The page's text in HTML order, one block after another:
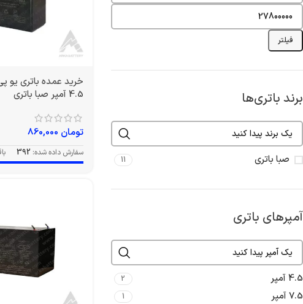
فیلتر
برند باتری‌ها
صبا باتری 11
آمپرهای باتری
4.5 آمپر 2
7.5 آمپر 1
4.5 آمپر صبا باتری
تومان
سفارش داده شده: 392